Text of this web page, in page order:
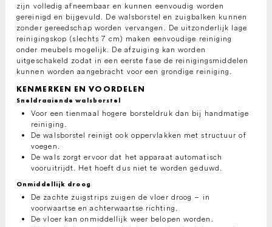
zijn volledig afneembaar en kunnen eenvoudig worden
gereinigd en bijgevuld. De walsborstel en zuigbalken kunnen
zonder gereedschap worden vervangen. De uitzonderlijk lage
reinigingskop (slechts 7 cm) maken eenvoudige reiniging
onder meubels mogelijk. De afzuiging kan worden
uitgeschakeld zodat in een eerste fase de reinigingsmiddelen
kunnen worden aangebracht voor een grondige reiniging.
KENMERKEN EN VOORDELEN
Sneldraaiende walsborstel
Voor een tienmaal hogere borsteldruk dan bij handmatige
reiniging.
De walsborstel reinigt ook oppervlakken met structuur of
voegen.
De wals zorgt ervoor dat het apparaat automatisch
vooruitrijdt. Het hoeft dus niet te worden geduwd.
Onmiddellijk droog
De zachte zuigstrips zuigen de vloer droog – in
voorwaartse en achterwaartse richting.
De vloer kan onmiddellijk weer belopen worden.